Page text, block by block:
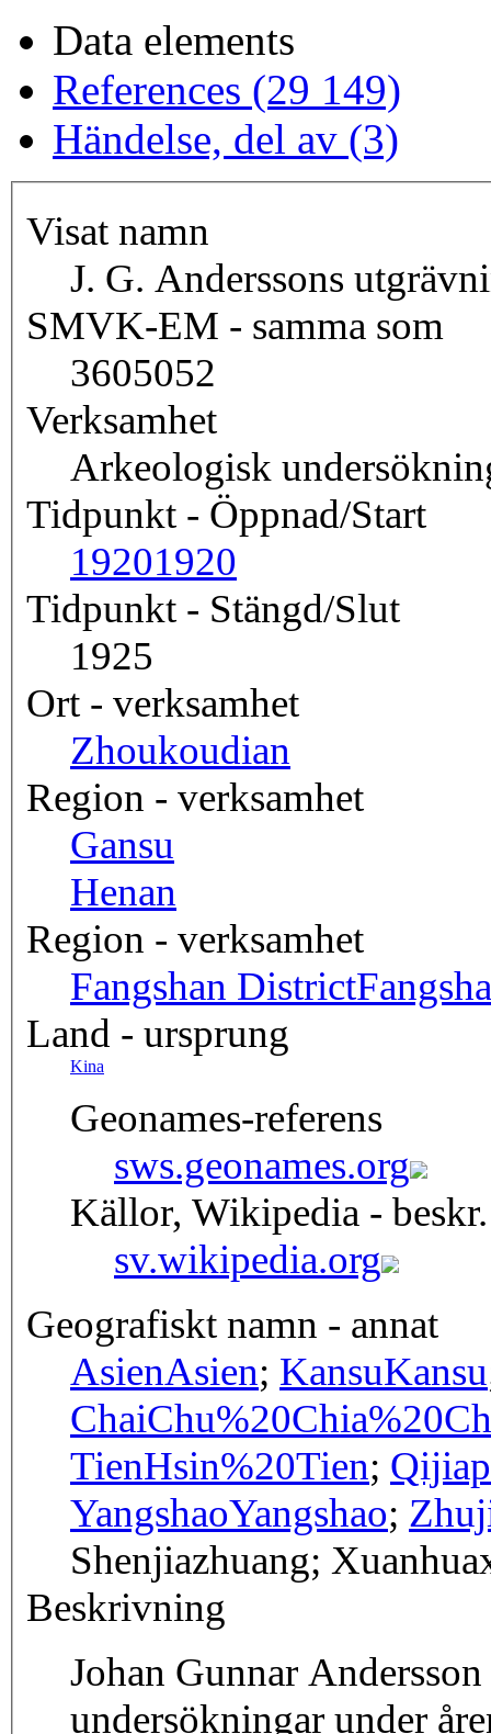
Data elements
References (29 149)
Händelse, del av (3)
Visat namn
J. G. Anderssons
SMVK-EM - samma som
3605052
Verksamhet
Arkeologisk
Tidpunkt - Öppnad/Start
19201920
Tidpunkt - Stängd/Slut
1925
Ort - verksamhet
Zhoukoudian
Region - verksamhet
Gansu
Henan
Region - verksamhet
Fangshan District
Land - ursprung
Kina
Geonames-referens
sws.geonames.org
Källor, Wikipedia -
sv.wikipedia.org
Geografiskt namn - annat
AsienAsien; KansuKansu
Chai
TienHsin%20Tien;
YangshaoYangshao;
Shenjiazhuang;
Beskrivning
Johan Gunnar
undersökningar under